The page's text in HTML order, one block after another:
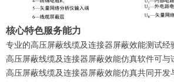
核心特色服务能力
专业的高压屏蔽线缆及连接器屏蔽效能测试经
高压屏蔽线缆及连接器屏蔽效能仿真软件可与
高压屏蔽线缆及连接器屏蔽效能仿真共同开发